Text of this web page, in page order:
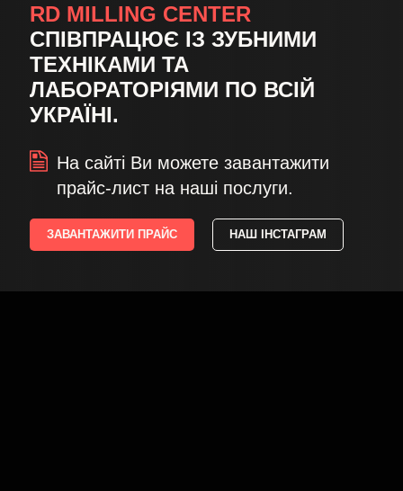
RD MILLING CENTER
СПІВПРАЦЮЄ ІЗ ЗУБНИМИ
ТЕХНІКАМИ ТА
ЛАБОРАТОРІЯМИ ПО ВСІЙ
УКРАЇНІ.
На сайті Ви можете завантажити
прайс-лист на наші послуги.
ЗАВАНТАЖИТИ ПРАЙС НАШ ІНСТАГРАМ